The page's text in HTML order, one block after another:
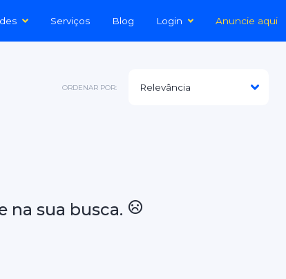
Serviços Blog Login Anuncie aqui
ORDENAR POR:
na sua busca.